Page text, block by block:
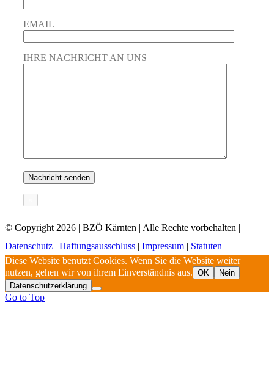
EMAIL
IHRE NACHRICHT AN UNS
© Copyright 2026 | BZÖ Kärnten | Alle Rechte vorbehalten |
Datenschutz | Haftungsausschluss | Impressum | Statuten
Diese Website benutzt Cookies. Wenn Sie die Website weiter
nutzen, gehen wir von ihrem Einverständnis aus. OK
Nein
Datenschutzerklärung
Go to Top